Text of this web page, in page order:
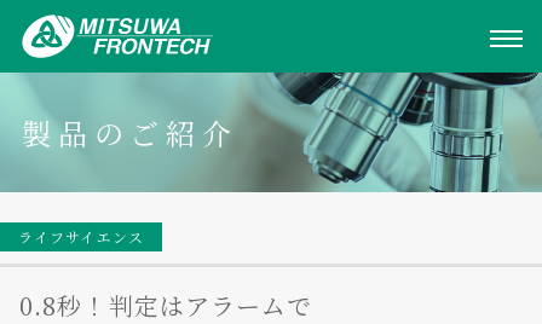
製品のご紹介
ライフサイエンス
0.8秒！判定はアラームで